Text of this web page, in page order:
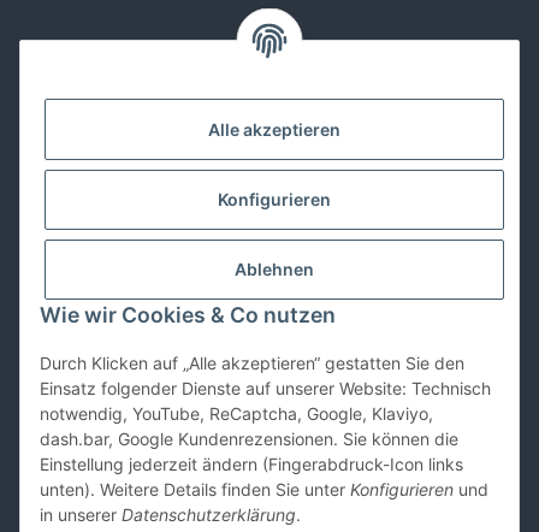
Alle akzeptieren
Konfigurieren
Ablehnen
Wie wir Cookies & Co nutzen
Durch Klicken auf „Alle akzeptieren“ gestatten Sie den
Einsatz folgender Dienste auf unserer Website: Technisch
notwendig, YouTube, ReCaptcha, Google, Klaviyo,
dash.bar, Google Kundenrezensionen. Sie können die
Einstellung jederzeit ändern (Fingerabdruck-Icon links
unten). Weitere Details finden Sie unter Konfigurieren und
in unserer Datenschutzerklärung.
Vertrag widerrufen
* Alle Preise inkl. gesetzlicher USt., zzgl.Versand